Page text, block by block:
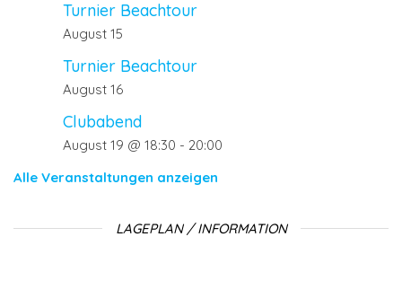
Turnier Beachtour
August 15
Turnier Beachtour
August 16
Clubabend
August 19 @ 18:30 - 20:00
Alle Veranstaltungen anzeigen
LAGEPLAN / INFORMATION